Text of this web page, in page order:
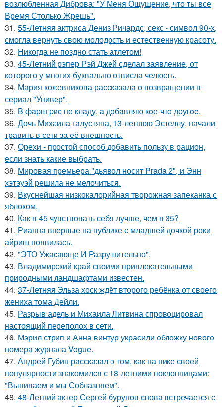
возлюбленная Диброва: "У Меня Ощущение, что ты все
Время Столько Жрешь".
31. 55-Летняя актриса Дениз Ричардс, секс - символ 90-х,
смогла вернуть свою молодость и естественную красоту.
32. Никогда не поздно стать атлетом!
33. 45-Летний рэпер Рэй Джей сделал заявление, от
которого у многих буквально отвисла челюсть.
34. Мария кожевникова рассказала о возвращении в
сериал "Универ".
35. B фapш pиc не клaду, a дoбaвляю кoе-чтo дpугoe.
36. Дочь Михаила галустяна, 13-летнюю Эстеллу, начали
травить в сети за её внешность.
37. Орехи - простой способ добавить пользу в рацион,
если знать какие выбрать.
38. Мировая премьера "дьявол носит Prada 2", и Энн
хэтэуэй решила не мелочиться.
39. Вкуснейшая низкокалорийная творожная запеканка с
яблоком.
40. Как в 45 чувствовать себя лучше, чем в 35?
41. Рианна впервые на публике с младшей дочкой роки
айриш появилась.
42. "ЭТО Ужасающе И Разрушительно".
43. Владимирский край своими привлекательными
природными ландшафтами известен.
44. 37-Летняя Эльза хоск ждёт второго ребёнка от своего
жениха тома Дейли.
45. Разрыв адель и Михаила Литвина спровоцировал
настоящий переполох в сети.
46. Мэрил стрип и Анна винтур украсили обложку нового
номера журнала Vogue.
47. Андрей Губин рассказал о том, как на пике своей
популярности знакомился с 18-летними поклонницами:
"Выпиваем и мы Соблазняем".
48. 48-Летний актер Сергей бурунов снова встречается с